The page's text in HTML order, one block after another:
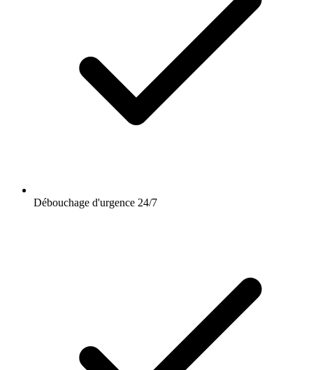
Débouchage d'urgence 24/7